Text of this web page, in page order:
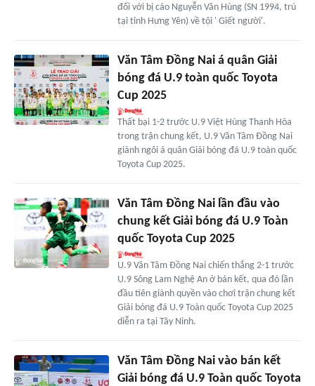
đối với bị cáo Nguyễn Văn Hùng (SN 1994, trú
tại tỉnh Hưng Yên) về tội ' Giết người'.
Văn Tâm Đồng Nai á quân Giải
bóng đá U.9 toàn quốc Toyota
Cup 2025
Thất bại 1-2 trước U.9 Việt Hùng Thanh Hóa
trong trận chung kết, U.9 Văn Tâm Đồng Nai
giành ngôi á quân Giải bóng đá U.9 toàn quốc
Toyota Cup 2025.
Văn Tâm Đồng Nai lần đầu vào
chung kết Giải bóng đá U.9 Toàn
quốc Toyota Cup 2025
U.9 Văn Tâm Đồng Nai chiến thắng 2-1 trước
U.9 Sông Lam Nghệ An ở bán kết, qua đó lần
đầu tiên giành quyền vào chơi trận chung kết
Giải bóng đá U.9 Toàn quốc Toyota Cup 2025
diễn ra tại Tây Ninh.
Văn Tâm Đồng Nai vào bán kết
Giải bóng đá U.9 Toàn quốc Toyota